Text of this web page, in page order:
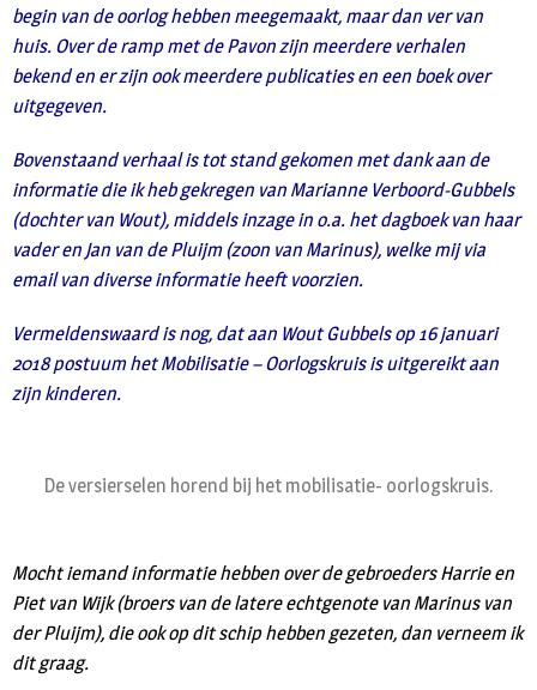
begin van de oorlog hebben meegemaakt, maar dan ver van
huis. Over de ramp met de Pavon zijn meerdere verhalen
bekend en er zijn ook meerdere publicaties en een boek over
uitgegeven.
Bovenstaand verhaal is tot stand gekomen met dank aan de
informatie die ik heb gekregen van Marianne Verboord-Gubbels
(dochter van Wout), middels inzage in o.a. het dagboek van haar
vader en Jan van de Pluijm (zoon van Marinus), welke mij via
email van diverse informatie heeft voorzien.
Vermeldenswaard is nog, dat aan Wout Gubbels op 16 januari
2018 postuum het Mobilisatie – Oorlogskruis is uitgereikt aan
zijn kinderen.
De versierselen horend bij het mobilisatie- oorlogskruis.
Mocht iemand informatie hebben over de gebroeders Harrie en
Piet van Wijk (broers van de latere echtgenote van Marinus van
der Pluijm), die ook op dit schip hebben gezeten, dan verneem ik
dit graag.